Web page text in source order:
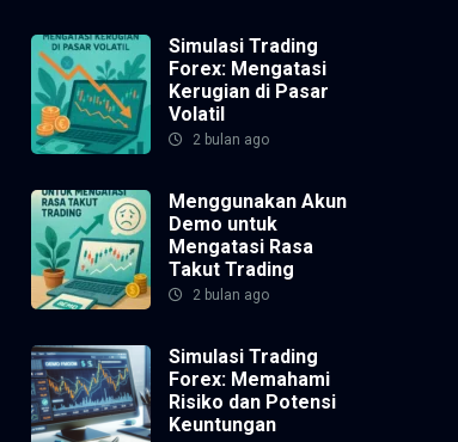
Simulasi Trading
Forex: Mengatasi
Kerugian di Pasar
Volatil
2 bulan ago
Menggunakan Akun
Demo untuk
Mengatasi Rasa
Takut Trading
2 bulan ago
Simulasi Trading
Forex: Memahami
Risiko dan Potensi
Keuntungan